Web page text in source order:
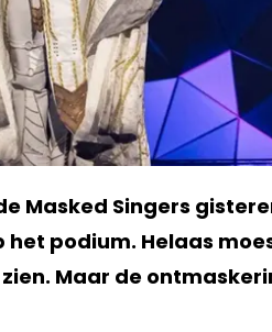
Masked Singers
het podium. Helaas
Maar de